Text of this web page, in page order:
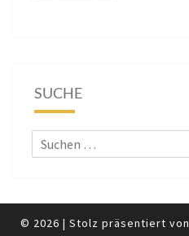
SUCHE
Suchen
nach:
© 2026 | Stolz präsentiert von